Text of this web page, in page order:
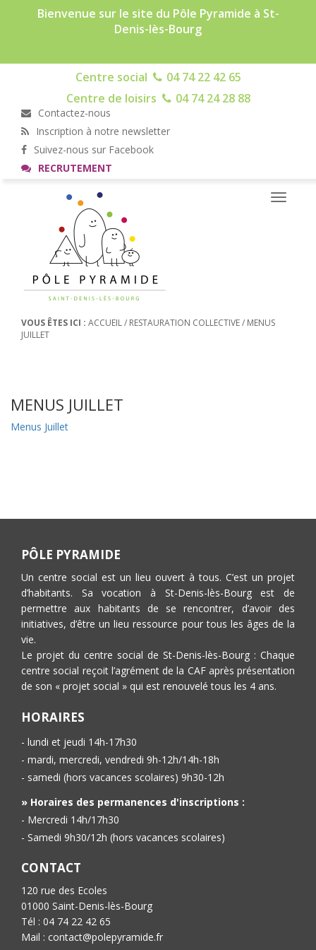
Bienvenue sur le site du Pôle Pyramide à St-
Denis-lès-Bourg
Centre social
04 74 22 42 65
Centre de loisirs
04 74 24 28 88
Contactez-nous
Inscription à notre newsletter
Suivez-nous sur Facebook
RECRUTEMENT
Toggle
VOUS ÊTES ICI : ACCUEIL/ RESTAURATION COLLECTIVE/ MENUS
JUILLET
MENUS JUILLET
Menus Juillet
PÔLE PYRAMIDE
Un centre social est un lieu ouvert à tous. C’est un projet
d’habitants. Sa vocation à St-Denis-lès-Bourg est de
permettre aux habitants de se rencontrer, d’avoir des
initiatives, d’être un lieu ressource pour tous les âges de la
vie.
Le projet du centre social de St-Denis-lès-Bourg : Chaque
centre social reçoit l’agrément de la CAF après présentation
de son « projet social » qui est renouvelé tous les 4 ans.
HORAIRES
- lundi et jeudi 14h-17h30
- mardi, mercredi, vendredi 9h-12h/14h-18h
- samedi (hors vacances scolaires) 9h30-12h
» Horaires des permanences d'inscriptions :
- Mercredi 14h/17h30
- Samedi 9h30/12h (hors vacances scolaires)
CONTACT
120 rue des Ecoles
01000 Saint-Denis-lès-Bourg
Tél : 04 74 22 42 65
Mail : contact@polepyramide.fr